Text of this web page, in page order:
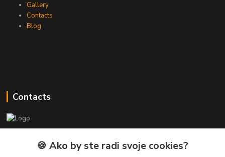
Gallery
Contacts
Blog
Contacts
🍪 Ako by ste radi svoje cookies?